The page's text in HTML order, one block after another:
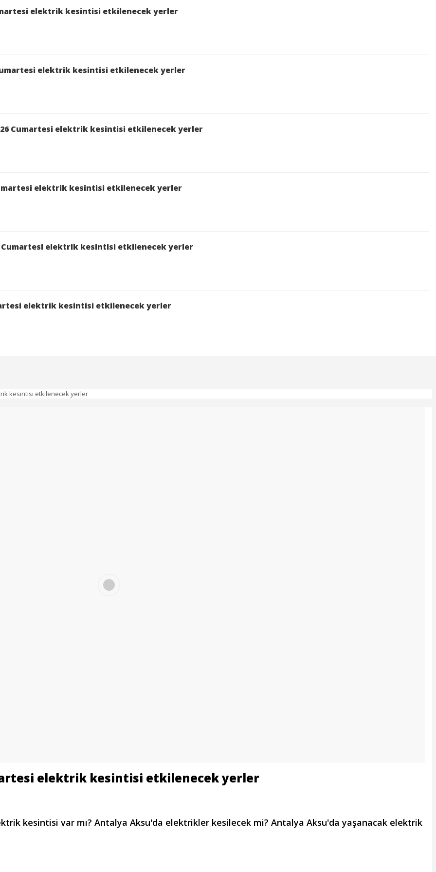
TESİSLER,MERKEZ KUNDU Mah. 33006 bölgelerinde 18/06/2025 01:00:00 - 18/06/2025 07:00:00
ve Güvenliği'ni de gözeterek elektrik kesintisi yapılacaktır.
KUNDU,MERKEZ KUNDU Mah. 33019,MERKEZ KUNDU Mah. 33053
saatleri arasında Bakım Çalışması Sebebi ile İş Sağlığı ve Güvenliği'ni de gözeterek elektrik
etkilenecek yerler
etkilenecek yerler
etkilenecek yerler
etkilenecek yerler
etkilenecek yerler
elektrik kesintisi etkilenecek yerler
elektrik kesintisi etkilenecek yerler
Cumartesi elektrik kesintisi etkilenecek yerler
elektrik kesintisi etkilenecek yerler
Cumartesi elektrik kesintisi etkilenecek yerler
elektrik kesintisi etkilenecek yerler